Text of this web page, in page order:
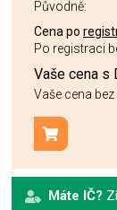
Původně:
Cena po
Po registraci
Vaše cena s
Vaše cena bez
Přidat do
Máte IČ?